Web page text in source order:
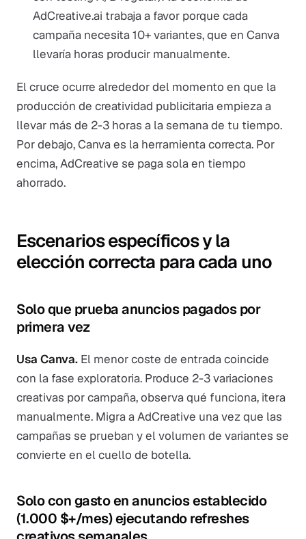
AdCreative.ai trabaja a favor porque cada
campaña necesita 10+ variantes, que en Canva
llevaría horas producir manualmente.
El cruce ocurre alrededor del momento en que la
producción de creatividad publicitaria empieza a
llevar más de 2-3 horas a la semana de tu tiempo.
Por debajo, Canva es la herramienta correcta. Por
encima, AdCreative se paga sola en tiempo
ahorrado.
Escenarios específicos y la
elección correcta para cada uno
Solo que prueba anuncios pagados por
primera vez
Usa Canva. El menor coste de entrada coincide
con la fase exploratoria. Produce 2-3 variaciones
creativas por campaña, observa qué funciona, itera
manualmente. Migra a AdCreative una vez que las
campañas se prueban y el volumen de variantes se
convierte en el cuello de botella.
Solo con gasto en anuncios establecido
(1.000 $+/mes) ejecutando refreshes